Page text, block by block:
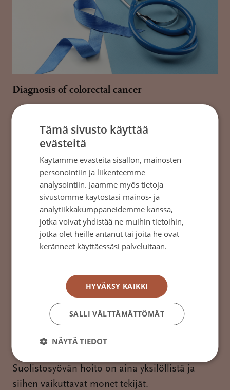
Diagnosis of colorectal cancer
Suolistosyövän toteamiseksi ja diagnoosin
varmistamiseksi käytetään monia eri
menetelmiä.
Treatments for colorectal cancer
Suolistosyövän hoito on aina yksilöllistä ja
siihen vaikuttavat monet tekijät.
Tämä sivusto käyttää
evästeitä
Käytämme evästeitä sisällön, mainosten
personointiin ja liikenteemme
analysointiin. Jaamme myös tietoja
sivustomme käytöstäsi mainos- ja
analytiikkakumppaneidemme kanssa,
jotka voivat yhdistää ne muihin tietoihin,
jotka olet heille antanut tai joita he ovat
keränneet käyttäessäsi palveluitaan.
HYVÄKSY KAIKKI
SALLI VÄLTTÄMÄTTÖMÄT
NÄYTÄ TIEDOT